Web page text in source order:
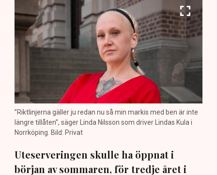
”Riktlinjerna gäller ju redan nu så min markis med ben är inte
längre tillåten”, säger Linda Nilsson som driver Lindas Kula i
Norrköping. Bild: Privat
Uteserveringen skulle ha öppnat i
början av sommaren, för tredje året i